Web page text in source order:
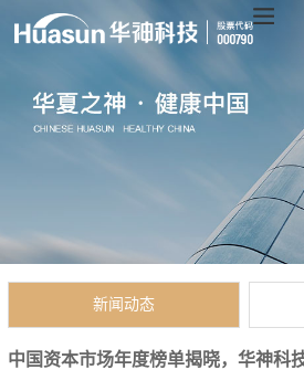
新闻动态
中国资本市场年度榜单揭晓，华神科